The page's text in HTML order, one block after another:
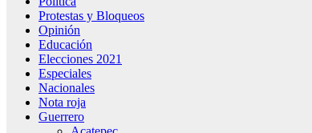
Protestas y Bloqueos
Opinión
Educación
Elecciones 2021
Especiales
Nacionales
Nota roja
Guerrero